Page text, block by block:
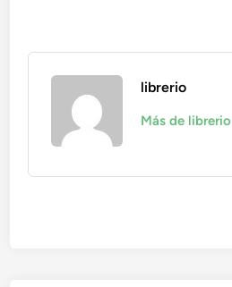
librerio
Más de librerio